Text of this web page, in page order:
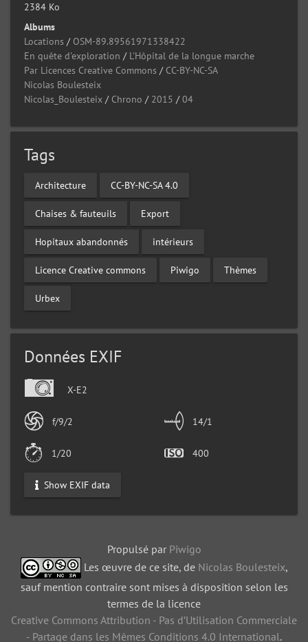
2384 Ko
Albums
Locations / OSM-89.89561971338422
En quête d'exploration / L'Hôpital de la longue marche
Par Licences Creative Commons / CC-BY-NC-SA
Nicolas Boulesteix
Nicolas_Boulesteix / Chrono / 2015 /04
Tags
Architecture CC-BY-NC-SA 4.0
Chaises & fauteuils Export
Hopitaux abandonnés intérieurs
Licence Creative commons Piwigo Thèmes
Urbex
Données EXIF
X-E2
f/9/2 14/1
1/20 400
Show EXIF data
Propulsé par Piwigo
Les œuvre de ce site, de Nicolas Boulesteix,
sauf mention contraire sont mises à disposition selon les
termes de la licence
Creative Commons Attribution - Pas d’Utilisation Commerciale
- Partage dans les Mêmes Conditions 4.0 International.